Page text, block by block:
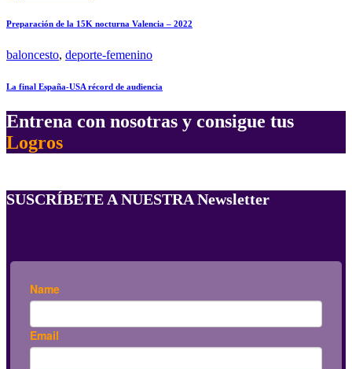
Preparación de la 15K nocturna Valencia – 2022
baloncesto, deporte-femenino
La final España-USA récord de audiencia
Entrena con nosotras y consigue tus
Logros
SUSCRÍBETE A NUESTRA Newsletter